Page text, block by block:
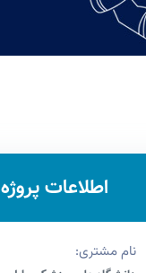
اطلاعات پروژه
نام مشتری: